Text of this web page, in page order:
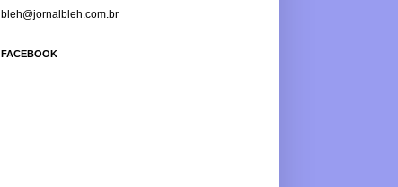
bleh@jornalbleh.com.br
FACEBOOK